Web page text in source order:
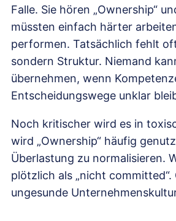
Falle. Sie hören „Ownership“
müssten einfach härter
performen. Tatsächlich fehlt
sondern Struktur. Niemand
übernehmen, wenn
Entscheidungswege unklar
Noch kritischer wird es in
wird „Ownership“ häufig
Überlastung zu normalisieren.
plötzlich als „nicht committed“.
ungesunde